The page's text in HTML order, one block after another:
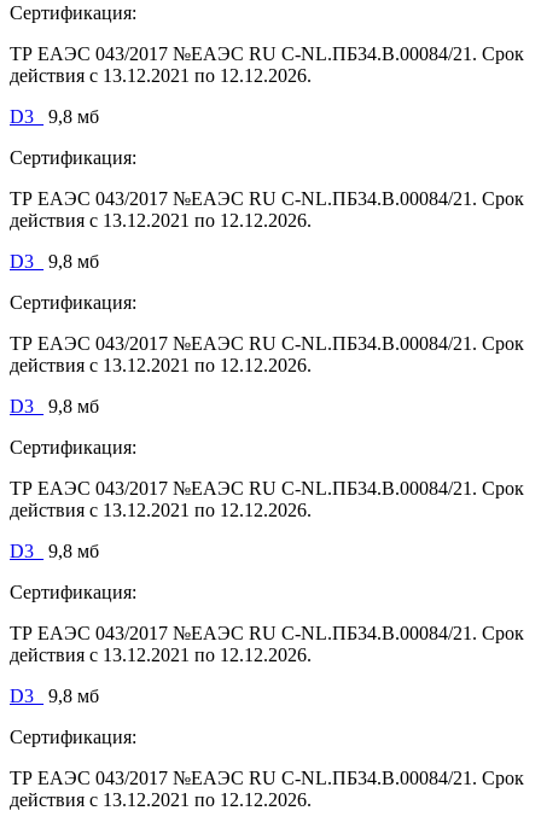
Сертификация:
ТР ЕАЭС 043/2017 №ЕАЭС RU C-NL.ПБ34.В.00084/21. Срок
действия с 13.12.2021 по 12.12.2026.
D3_
9,8 мб
Сертификация:
ТР ЕАЭС 043/2017 №ЕАЭС RU C-NL.ПБ34.В.00084/21. Срок
действия с 13.12.2021 по 12.12.2026.
D3_
9,8 мб
Сертификация:
ТР ЕАЭС 043/2017 №ЕАЭС RU C-NL.ПБ34.В.00084/21. Срок
действия с 13.12.2021 по 12.12.2026.
D3_
9,8 мб
Сертификация:
ТР ЕАЭС 043/2017 №ЕАЭС RU C-NL.ПБ34.В.00084/21. Срок
действия с 13.12.2021 по 12.12.2026.
D3_
9,8 мб
Сертификация:
ТР ЕАЭС 043/2017 №ЕАЭС RU C-NL.ПБ34.В.00084/21. Срок
действия с 13.12.2021 по 12.12.2026.
D3_
9,8 мб
Сертификация:
ТР ЕАЭС 043/2017 №ЕАЭС RU C-NL.ПБ34.В.00084/21. Срок
действия с 13.12.2021 по 12.12.2026.